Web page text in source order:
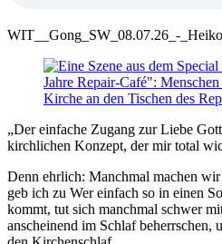
WIT__Gong_SW_08.07.26_-
„Der einfache Zugang zur Liebe
kirchlichen Konzept, der mir total
Denn ehrlich: Manchmal machen
geb ich zu Wer einfach so in einen
kommt, tut sich manchmal schwer
anscheinend im Schlaf beherrschen,